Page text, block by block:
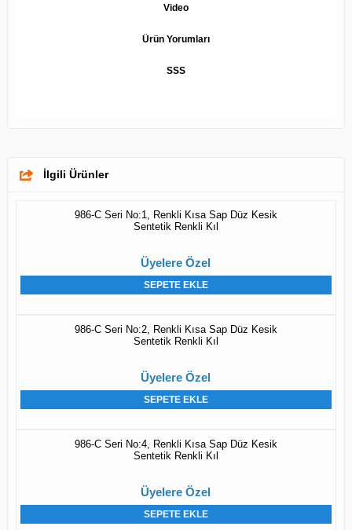
Video
Ürün Yorumları
SSS
İlgili Ürünler
986-C Seri No:1, Renkli Kısa Sap Düz Kesik
Sentetik Renkli Kıl
Üyelere Özel
SEPETE EKLE
986-C Seri No:2, Renkli Kısa Sap Düz Kesik
Sentetik Renkli Kıl
Üyelere Özel
SEPETE EKLE
986-C Seri No:4, Renkli Kısa Sap Düz Kesik
Sentetik Renkli Kıl
Üyelere Özel
SEPETE EKLE